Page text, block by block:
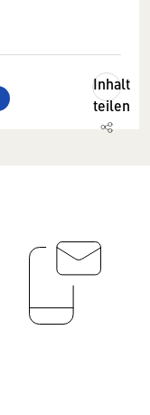
Inhalt
teilen